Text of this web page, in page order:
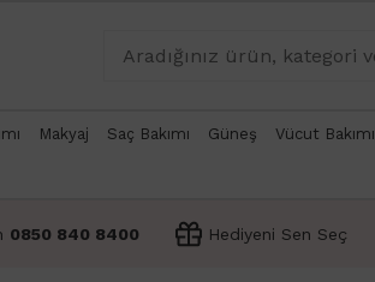
Makyaj Saç Bakımı Güneş Vücut Bakımı
0850 840 8400 Hediyeni Sen Seç